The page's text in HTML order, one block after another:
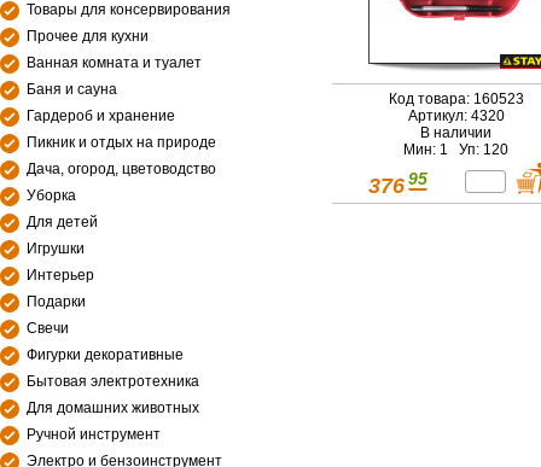
Товары для консервирования
Прочее для кухни
Ванная комната и туалет
Баня и сауна
Гардероб и хранение
Пикник и отдых на природе
Дача, огород, цветоводство
Уборка
Для детей
Игрушки
Интерьер
Подарки
Свечи
Фигурки декоративные
Бытовая электротехника
Для домашних животных
Ручной инструмент
Электро и бензоинструмент
Код товара: 160523
Артикул: 4320
В наличии
Мин: 1 Уп: 120
376 95